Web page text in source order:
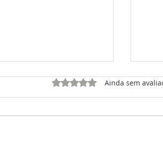
Avaliado com 0 de 5
Ainda sem